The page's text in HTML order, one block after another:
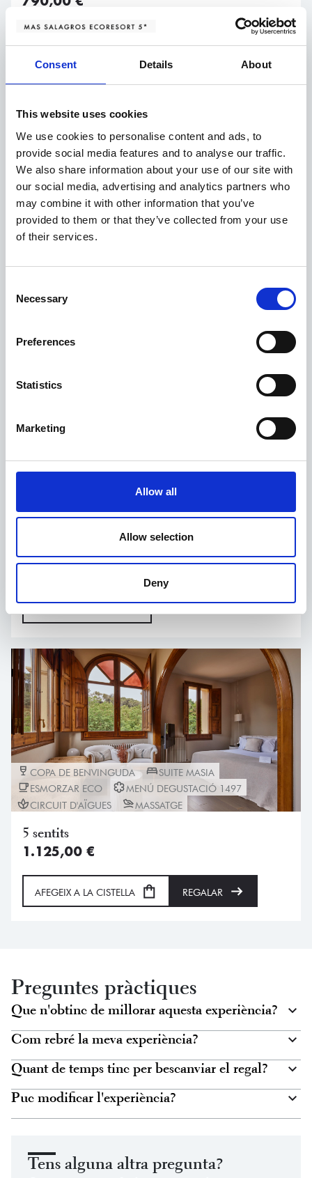
Consent Details About
This website uses cookies
We use cookies to personalise content and ads, to
provide social media features and to analyse our traffic.
We also share information about your use of our site with
our social media, advertising and analytics partners who
may combine it with other information that you’ve
provided to them or that they’ve collected from your use
of their services.
Selection
Necessary
Preferences
Statistics
Marketing
Allow all
Allow selection
Deny
COPA DE BENVINGUDA HABITACIÓ SUPERIOR
MENÚ DEGUSTACIÓ ALBOR
Experiència gastronòmica
ESMORZAR ECO CIRCUIT D'AÏGUES
COPA DE BENVINGUDA SUITE MASIA
ESMORZAR ECO MENÚ DEGUSTACIÓ 1497
CIRCUIT D'AÏGUES MASSATGE
5 sentits
1.125,00 €
AFEGEIX A LA CISTELLA REGALAR
Preguntes pràctiques
Que n'obtinc de millorar aquesta experiència?
Com rebré la meva experiència?
Quant de temps tinc per bescanviar el regal?
Puc modificar l'experiència?
Tens alguna altra pregunta?